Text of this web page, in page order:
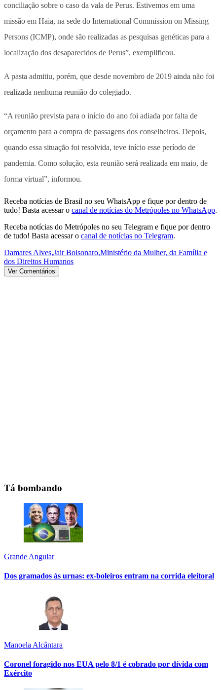
conciliação sobre o caso da vala de Perus. Estivemos em uma
missão em Haia, na sede do International Commission on Missing
Persons (ICMP), onde são realizadas as pesquisas genéticas para a
localização dos desaparecidos de Perus”, exemplificou.
A pasta admitiu, porém, que desde novembro de 2019 ainda não foi
realizada nenhuma reunião do colegiado.
“A reunião prevista para o início do ano foi adiada por falta de
orçamento para a compra de passagens dos conselheiros. Depois,
quando essa situação foi resolvida, teve início esse período de
pandemia. Como solução, esta reunião será realizada em maio, de
forma virtual”, informou.
Receba notícias de Brasil no seu WhatsApp e fique por dentro de
tudo! Basta acessar o canal de notícias do Metrópoles no WhatsApp.
Receba notícias do Metrópoles no seu Telegram e fique por dentro
de tudo! Basta acessar o canal de notícias no Telegram.
Damares Alves,Jair Bolsonaro,Ministério da Mulher, da Família e
dos Direitos Humanos
Ver Comentários
Tá bombando
Grande Angular
Dos gramados às urnas: ex-boleiros entram na corrida eleitoral
Manoela Alcântara
Coronel foragido nos EUA pelo 8/1 é cobrado por dívida com
Exército